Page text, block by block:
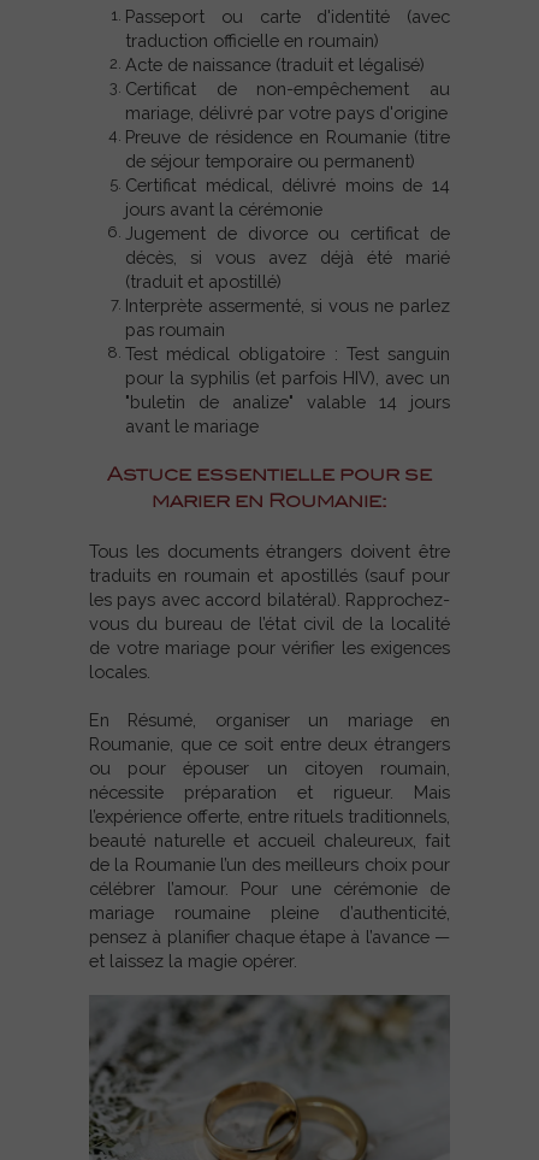
Passeport ou carte d'identité (avec
traduction officielle en roumain)
Acte de naissance (traduit et légalisé)
Certificat de non-empêchement au
mariage, délivré par votre pays d'origine
Preuve de résidence en Roumanie (titre
de séjour temporaire ou permanent)
Certificat médical, délivré moins de 14
jours avant la cérémonie
Jugement de divorce ou certificat de
décès, si vous avez déjà été marié
(traduit et apostillé)
Interprète assermenté, si vous ne parlez
pas roumain
Test médical obligatoire : Test sanguin
pour la syphilis (et parfois HIV), avec un
"buletin de analize" valable 14 jours
avant le mariage
Astuce essentielle pour se
marier en Roumanie:
Tous les documents étrangers doivent être
traduits en roumain et apostillés (sauf pour
les pays avec accord bilatéral). Rapprochez-
vous du bureau de l’état civil de la localité
de votre mariage pour vérifier les exigences
locales.
En Résumé, organiser un mariage en
Roumanie, que ce soit entre deux étrangers
ou pour épouser un citoyen roumain,
nécessite préparation et rigueur. Mais
l’expérience offerte, entre rituels traditionnels,
beauté naturelle et accueil chaleureux, fait
de la Roumanie l’un des meilleurs choix pour
célébrer l’amour. Pour une cérémonie de
mariage roumaine pleine d’authenticité,
pensez à planifier chaque étape à l’avance —
et laissez la magie opérer.